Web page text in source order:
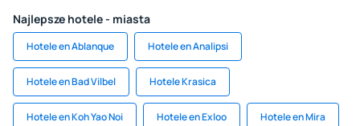
Najlepsze hotele - miasta
Hotele en Ablanque Hotele en Analipsi
Hotele en Bad Vilbel Hotele Krasica
Hotele en Koh Yao Noi Hotele en Exloo Hotele en Mira